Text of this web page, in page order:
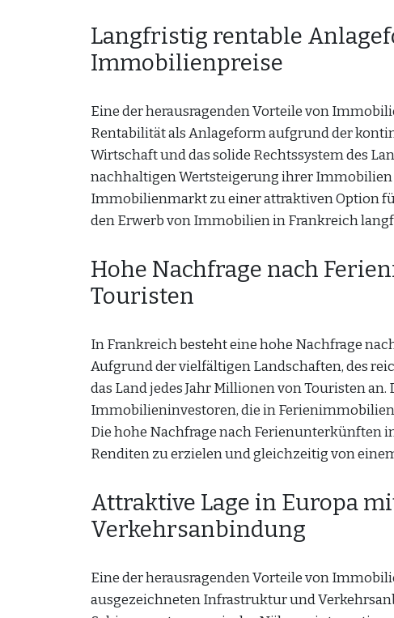
Langfristig rentable
Immobilienpreise
Eine der herausragenden Vorteile von
Rentabilität als Anlageform aufgrund der
Wirtschaft und das solide Rechtssystem des
nachhaltigen Wertsteigerung ihrer
Immobilienmarkt zu einer attraktiven Option
den Erwerb von Immobilien in Frankreich
Hohe Nachfrage nach
Touristen
In Frankreich besteht eine hohe Nachfrage
Aufgrund der vielfältigen Landschaften, des
das Land jedes Jahr Millionen von Touristen
Immobilieninvestoren, die in
Die hohe Nachfrage nach Ferienunterkünften
Renditen zu erzielen und gleichzeitig von
Attraktive Lage in Europa
Verkehrsanbindung
Eine der herausragenden Vorteile von
ausgezeichneten Infrastruktur und